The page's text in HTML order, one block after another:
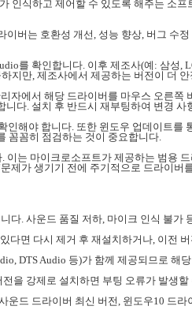
식하고 제어할 수 있도록 해주는 소
버는 호환성 개선, 성능 향상, 버그 수
를 확인합니다. 이후 제조사(예: 삼성,
지만, 제조사에서 제공하는 버전이 더 안
에서 해당 드라이버를 마우스 오른쪽
다. 설치 후 반드시 재부팅하여 변경 사
해야 합니다. 또한 윈도우 업데이트
꼼꼼히 점검하는 것이 중요합니다.
는 마이크로소프트가 제공하는 범용
가 생기기 전에 주기적으로 드라이
. 사운드 품질 저하, 마이크 인식 불가
다면 다시 제거 후 재설치하거나, 이전
DTS Audio 등)가 함께 제공되므로 해
강제로 설치하면 부팅 오류가 발생
운드 드라이버 최신 버전, 윈도우10 드라